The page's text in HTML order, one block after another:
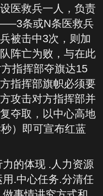
医救兵一人，负责
条或N条医救兵
被击中3次，则加
阵亡为败，与在此
指挥部夺旗达15
指挥部旗帜必须要
攻击对方指挥部并
夺取，以中心高地
）即可宣布红蓝
力的体现 . 人力资源
.中心任务.分清任